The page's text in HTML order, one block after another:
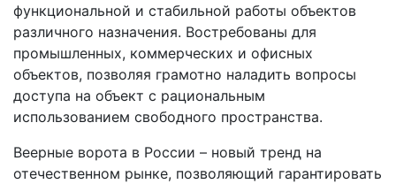
функциональной и стабильной работы объектов
различного назначения. Востребованы для
промышленных, коммерческих и офисных
объектов, позволяя грамотно наладить вопросы
доступа на объект с рациональным
использованием свободного пространства.
Веерные ворота в России – новый тренд на
отечественном рынке, позволяющий гарантировать